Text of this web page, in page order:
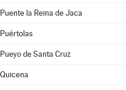
Puente la Reina de Jaca
Puértolas
Pueyo de Santa Cruz
Quicena